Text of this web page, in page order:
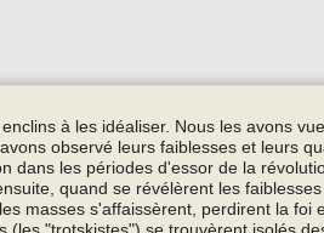
à les idéaliser. Nous les avons
observé leurs faiblesses et leurs
les périodes d'essor de la
quand se révélèrent les
masses s'affaissèrent, perdirent la foi